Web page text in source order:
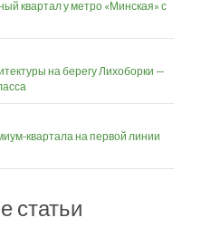
квартал у метро «Минская» с
на берегу Лихоборки —
квартала на первой линии
статьи